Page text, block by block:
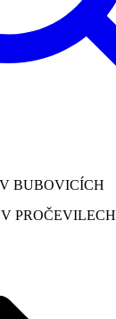
BUBOVICÍCH
PROČEVILECH